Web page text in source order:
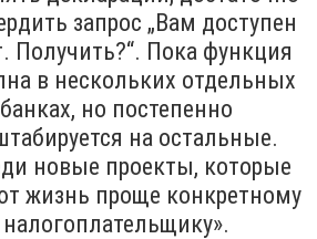
запрос „Вам доступен
Получить?“. Пока функция
в нескольких отдельных
банках, но постепенно
на остальные.
новые проекты, которые
жизнь проще конкретному
налогоплательщику».